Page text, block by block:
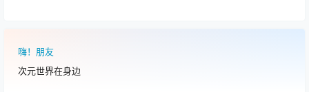
嗨！朋友
次元世界在身边